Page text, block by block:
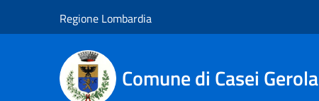
Regione Lombardia
Comune di Casei Gerola